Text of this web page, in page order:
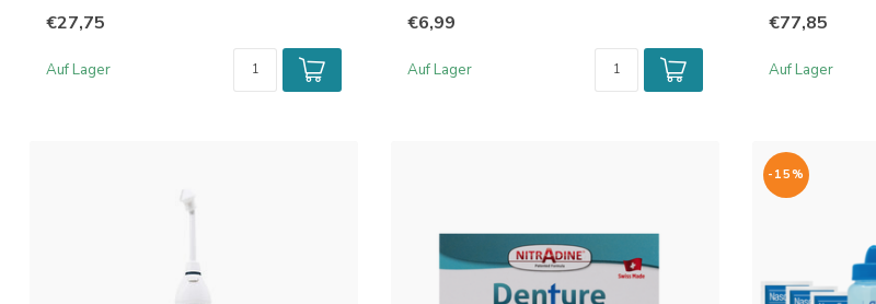
€27,75
Auf Lager
€6,99
Auf Lager
€77,85
Auf Lager
-15%